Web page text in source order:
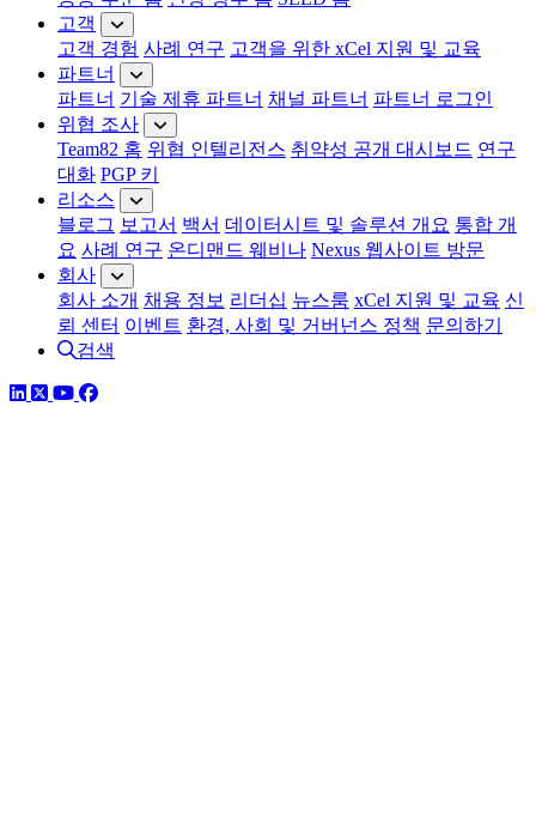
고객
고객 경험 사례 연구 고객을 위한 xCel 지원 및 교육
파트너
파트너 기술 제휴 파트너 채널 파트너 파트너 로그인
위협 조사
Team82 홈 위협 인텔리전스 취약성 공개 대시보드 연구
대화 PGP 키
리소스
블로그 보고서 백서 데이터시트 및 솔루션 개요 통합 개
요 사례 연구 온디맨드 웨비나 Nexus 웹사이트 방문
회사
회사 소개 채용 정보 리더십 뉴스룸 xCel 지원 및 교육 신
뢰 센터 이벤트 환경, 사회 및 거버넌스 정책 문의하기
검색
링크드인
트위터유튜브
페이스북